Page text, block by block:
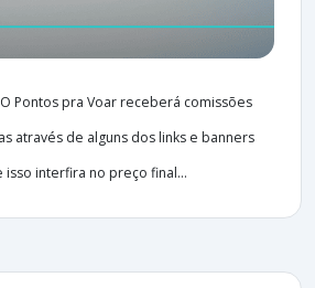
Pontos pra Voar receberá comissões
através de alguns dos links e banners
interfira no preço final...